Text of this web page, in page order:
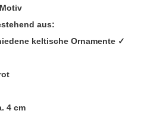
aus:
keltische Ornamente ✓
4 cm